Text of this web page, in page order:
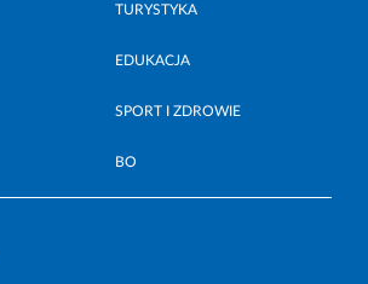
TURYSTYKA
EDUKACJA
SPORT I ZDROWIE
BO